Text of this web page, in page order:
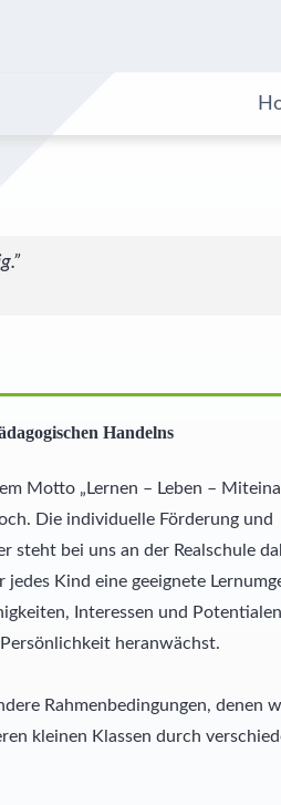
Handelns
Motto „Lernen – Leben –
Die individuelle Förderung und
steht bei uns an der Realschule
Kind eine geeignete
Interessen und Potentialen
heranwächst.
Rahmenbedingungen, denen
kleinen Klassen durch